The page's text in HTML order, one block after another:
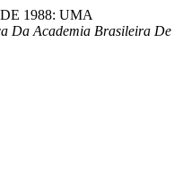
1988: UMA
Da Academia Brasileira De